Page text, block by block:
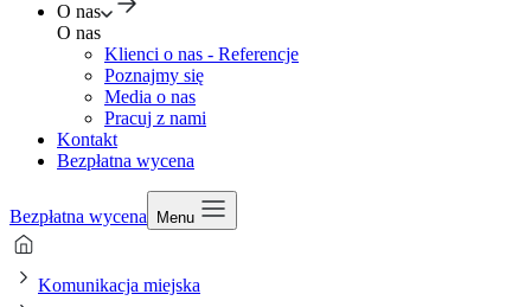
O nas
O nas
Klienci o nas - Referencje
Poznajmy się
Media o nas
Pracuj z nami
Kontakt
Bezpłatna wycena
Bezpłatna wycena Menu
Komunikacja miejska